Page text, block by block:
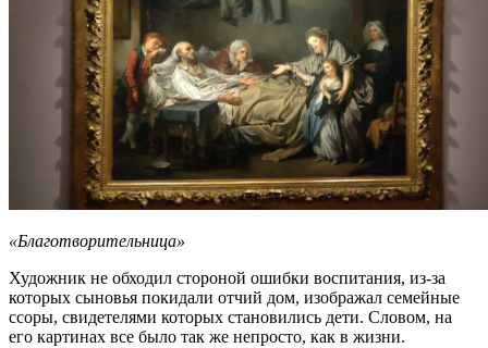
«Благотворительница»
Художник не обходил стороной ошибки воспитания, из-за
которых сыновья покидали отчий дом, изображал семейные
ссоры, свидетелями которых становились дети. Словом, на
его картинах все было так же непросто, как в жизни.